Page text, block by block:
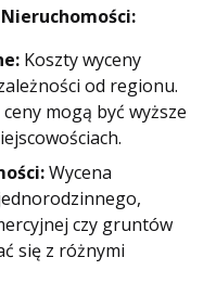
Koszty wyceny
od regionu.
mogą być wyższe
Wycena
czy gruntów
się z różnymi